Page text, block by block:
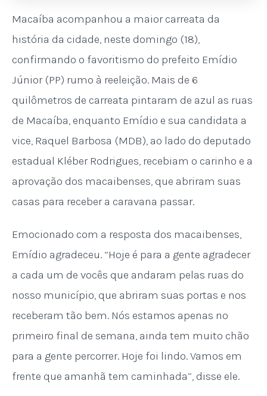
Macaíba acompanhou a maior carreata da
história da cidade, neste domingo (18),
confirmando o favoritismo do prefeito Emídio
Júnior (PP) rumo à reeleição. Mais de 6
quilômetros de carreata pintaram de azul as ruas
de Macaíba, enquanto Emídio e sua candidata a
vice, Raquel Barbosa (MDB), ao lado do deputado
estadual Kléber Rodrigues, recebiam o carinho e a
aprovação dos macaibenses, que abriram suas
casas para receber a caravana passar.
Emocionado com a resposta dos macaibenses,
Emídio agradeceu. “Hoje é para a gente agradecer
a cada um de vocês que andaram pelas ruas do
nosso município, que abriram suas portas e nos
receberam tão bem. Nós estamos apenas no
primeiro final de semana, ainda tem muito chão
para a gente percorrer. Hoje foi lindo. Vamos em
frente que amanhã tem caminhada”, disse ele.